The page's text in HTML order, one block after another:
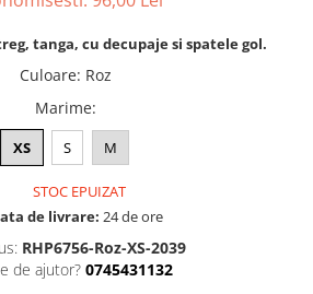
tanga, cu decupaje si spatele gol.
Culoare: Roz
Marime:
XS S M
STOC EPUIZAT
de livrare: 24 de ore
RHP6756-Roz-XS-2039
de ajutor? 0745431132